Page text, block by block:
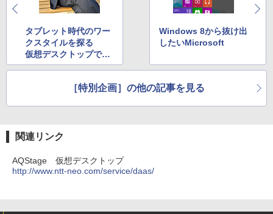
タブレット時代のワー
クスタイルを探る
仮想デスクトップで変
わる企業のクライアン
Windows 8から抜け出
したいMicrosoft
［特別企画］の他の記事を見る
関連リンク
AQStage 仮想デスクトップ
http://www.ntt-neo.com/service/daas/